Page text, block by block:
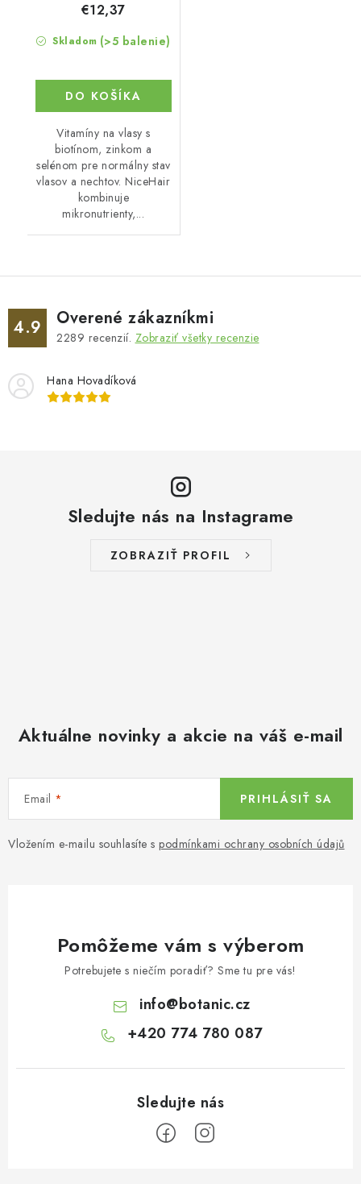
Skladom (>5 balenie)
€12,37
DO KOŠÍKA
Vitamíny na vlasy s
biotínom, zinkom a
selénom pre normálny stav
vlasov a nechtov. NiceHair
kombinuje
mikronutrienty,...
4.9 Overené zákazníkmi
2289 recenzií. Zobraziť všetky recenzie
Hana Hovadíková
Sledujte nás na Instagrame
ZOBRAZIŤ PROFIL
Aktuálne novinky a akcie na váš e-mail
Email
Vložením e-mailu souhlasíte s podmínkami ochrany osobních údajů
PRIHLÁSIŤ SA
Pomôžeme vám s výberom
Potrebujete s niečím poradiť? Sme tu pre vás!
info@botanic.cz
+420 774 780 087